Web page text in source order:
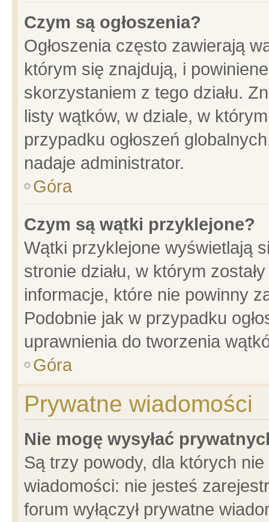
Czym są ogłoszenia?
Ogłoszenia często zawierają
którym się znajdują, i
skorzystaniem z tego działu.
listy wątków, w dziale, w
przypadku ogłoszeń
nadaje administrator.
Góra
Czym są wątki przyklejone?
Wątki przyklejone wyświetlają
stronie działu, w którym
informacje, które nie powinny
Podobnie jak w przypadku
uprawnienia do tworzenia
Góra
Prywatne wiadomości
Nie mogę wysyłać
Są trzy powody, dla których
wiadomości: nie jesteś
forum wyłączył prywatne